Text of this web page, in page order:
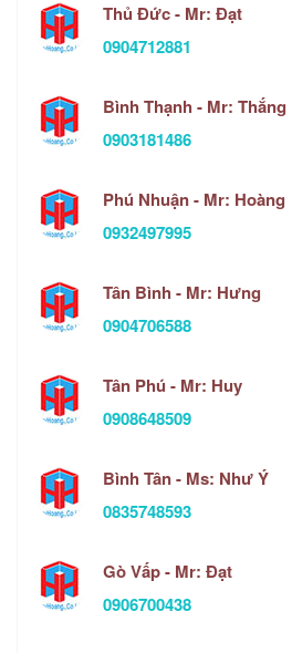
Thủ Đức - Mr: Đạt
0904712881
Bình Thạnh - Mr: Thắng
0903181486
Phú Nhuận - Mr: Hoàng
0932497995
Tân Bình - Mr: Hưng
0904706588
Tân Phú - Mr: Huy
0908648509
Bình Tân - Ms: Như Ý
0835748593
Gò Vấp - Mr: Đạt
0906700438